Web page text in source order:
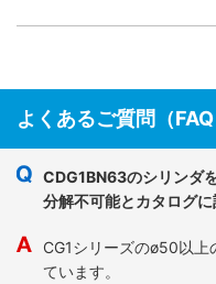
よくあるご質問（FAQ
CDG1BN63のシリンダ
分解不可能とカタログに
CG1シリーズのø50以上
ています。